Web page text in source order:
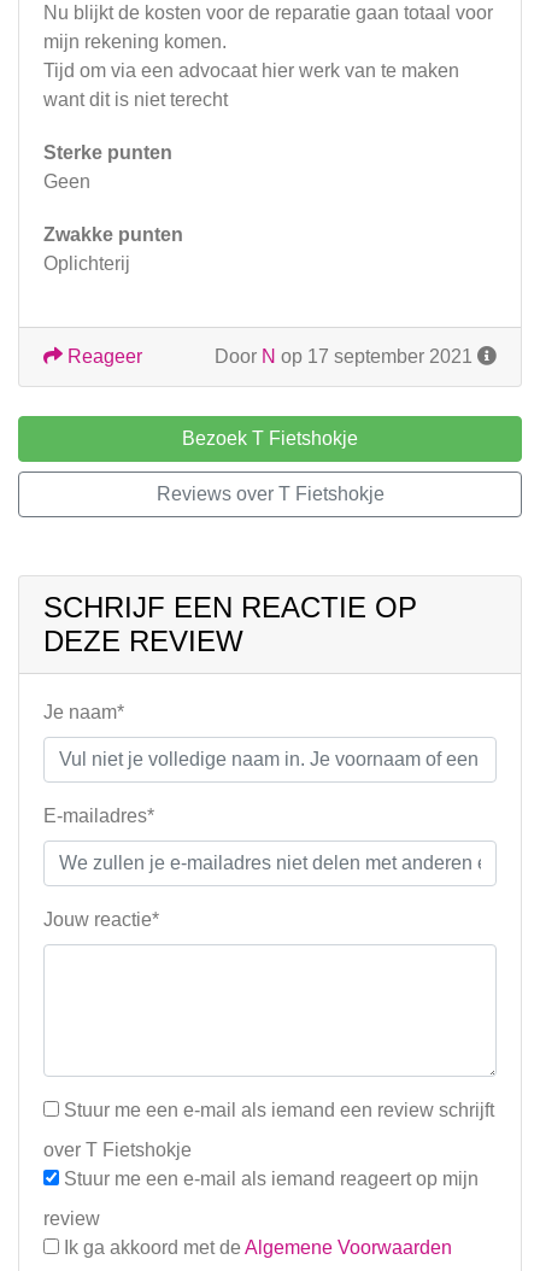
Nu blijkt de kosten voor de reparatie gaan totaal voor
mijn rekening komen.
Tijd om via een advocaat hier werk van te maken
want dit is niet terecht
Sterke punten
Geen
Zwakke punten
Oplichterij
Door N op 17 september 2021
Reageer
Bezoek T Fietshokje
Reviews over T Fietshokje
SCHRIJF EEN REACTIE OP
DEZE REVIEW
Je naam*
E-mailadres*
Jouw reactie*
Stuur me een e-mail als iemand een review schrijft
over T Fietshokje
Stuur me een e-mail als iemand reageert op mijn
review
Ik ga akkoord met de Algemene Voorwaarden